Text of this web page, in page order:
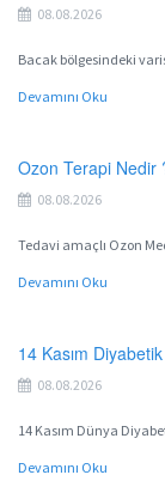
08.08.2026
Bacak bölgesindeki
Devamını Oku
Ozon Terapi Nedir
08.08.2026
Tedavi amaçlı Ozon
Devamını Oku
14 Kasım
08.08.2026
14 Kasım Dünya
Devamını Oku